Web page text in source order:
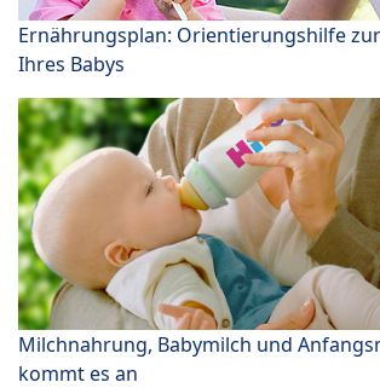
Ernährungsplan: Orientierungshilfe
Ihres Babys
Milchnahrung, Babymilch und
kommt es an